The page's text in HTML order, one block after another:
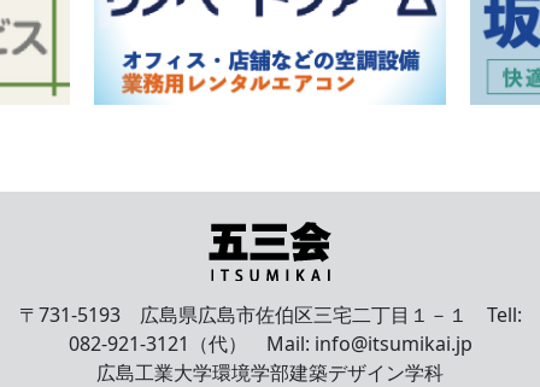
〒731-5193 広島県広島市佐伯区三宅二丁目１－１ Tell:
082-921-3121（代） Mail: info@itsumikai.jp
広島工業大学環境学部建築デザイン学科